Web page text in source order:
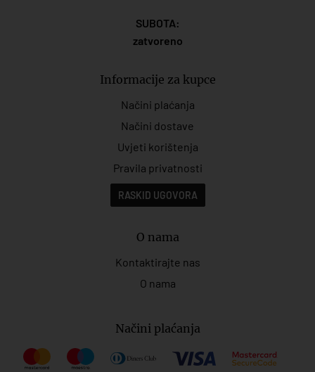
SUBOTA:
zatvoreno
Informacije za kupce
Načini plaćanja
Načini dostave
Uvjeti korištenja
Pravila privatnosti
RASKID UGOVORA
O nama
Kontaktirajte nas
O nama
Načini plaćanja